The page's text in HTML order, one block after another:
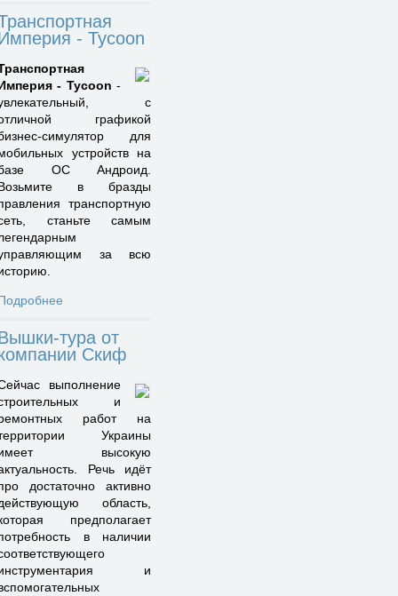
- Tycoon
- Tycoon -
с
графикой
симулятор для
устройств на
ОС Андроид.
в бразды
транспортную
станьте самым
за всю
тура от
Скиф
выполнение
и
работ на
Украины
высокую
Речь идёт
достаточно активно
область,
предполагает
в наличии
и